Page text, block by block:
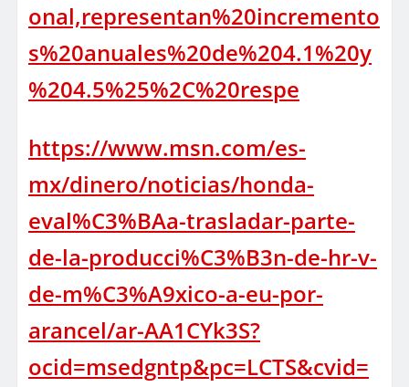
onal,representan%20incremento
s%20anuales%20de%204.1%20y
%204.5%25%2C%20respe
https://www.msn.com/es-
mx/dinero/noticias/honda-
eval%C3%BAa-trasladar-parte-
de-la-producci%C3%B3n-de-hr-v-
de-m%C3%A9xico-a-eu-por-
arancel/ar-AA1CYk3S?
ocid=msedgntp&pc=LCTS&cvid=